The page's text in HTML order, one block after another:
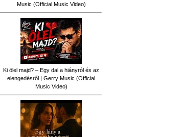
Music (Official Music Video)
Ki ölel majd? – Egy dal a hiányról és az
elengedésről | Gerry Music (Official
Music Video)